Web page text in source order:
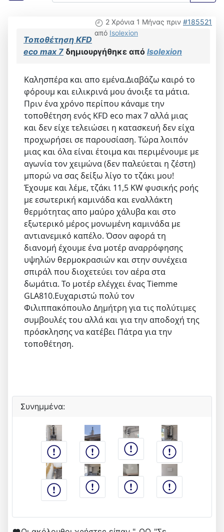
2 Χρόνια 1 Μήνας πριν #185521
από Isolexion
Τοποθέτηση KFD
eco max 7 δημιουργήθηκε από Isolexion
Καλησπέρα και απο εμένα.Διαβάζω καιρό το
φόρουμ και ειλικρινά μου άνοιξε τα μάτια.
Πριν ένα χρόνο περίπου κάναμε την
τοποθέτηση ενός KFD eco max 7 αλλά μιας
και δεν είχε τελειώσει η κατασκευή δεν είχα
προχωρήσει σε παρουσίαση. Τώρα λοιπόν
μιας και όλα είναι έτοιμα και περιμένουμε με
αγωνία τον χειμώνα (δεν παλεύεται η ζέστη)
μπορώ να σας δείξω λίγο το τζάκι μου!
Έχουμε και λέμε, τζάκι 11,5 KW φυσικής ροής
με εσωτερική καμινάδα και εναλλάκτη
θερμότητας απο μαύρο χάλυβα και στο
εξωτερικό μέρος μονωμένη καμινάδα με
αντιανεμικό καπέλο. Όσον αφορά τη
διανομή έχουμε ένα μοτέρ αναρρόφησης
υψηλών θερμοκρασιών και στην συνέχεια
σπιράλ που διοχετεύει τον αέρα στα
δωμάτια. Το μοτέρ ελέγχει ένας Tiemme
GLA810.Ευχαριστώ πολύ τον
Φιλιππακόπουλο Δημήτρη για τις πολύτιμες
συμβουλές του αλλά και για την αποδοχή της
πρόσκλησης να κατέβει Πάτρα για την
τοποθέτηση.
Συνημμένα: